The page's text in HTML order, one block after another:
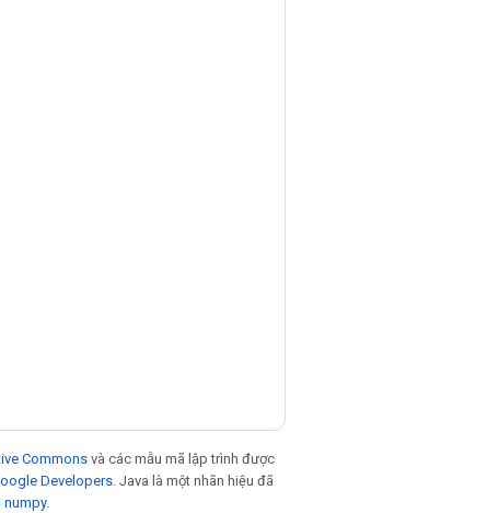
Commons và các mẫu mã lập trình được
Developers . Java là một nhãn hiệu đã
numpy.